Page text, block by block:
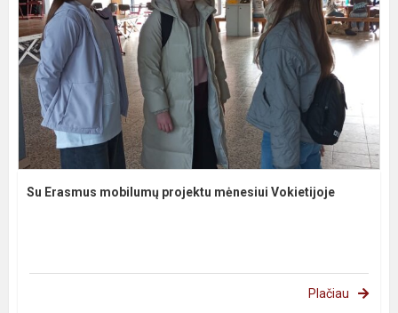
Su Erasmus mobilumų projektu mėnesiui Vokietijoje
Plačiau